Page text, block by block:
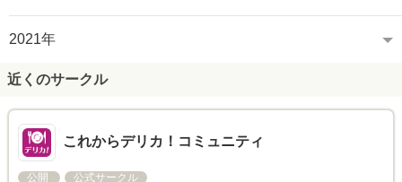
2021年
近くのサークル
これからデリカ！コミュニティ
公開 公式サークル